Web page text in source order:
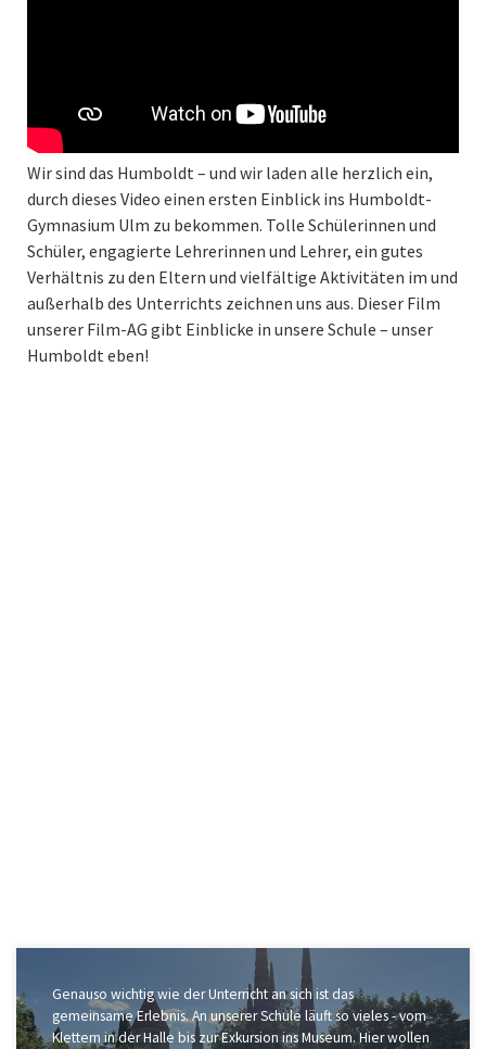
Wir sind das Humboldt – und wir laden alle herzlich ein,
durch dieses Video einen ersten Einblick ins Humboldt-
Gymnasium Ulm zu bekommen. Tolle Schülerinnen und
Schüler, engagierte Lehrerinnen und Lehrer, ein gutes
Verhältnis zu den Eltern und vielfältige Aktivitäten im und
außerhalb des Unterrichts zeichnen uns aus. Dieser Film
unserer Film-AG gibt Einblicke in unsere Schule – unser
Humboldt eben!
Genauso wichtig wie der Unterricht an sich ist das
gemeinsame Erlebnis. An unserer Schule läuft so vieles - vom
Klettern in der Halle bis zur Exkursion ins Museum. Hier wollen